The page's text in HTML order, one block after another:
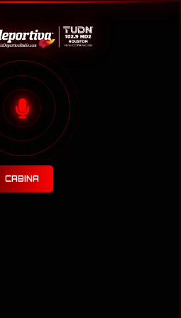
CABINA